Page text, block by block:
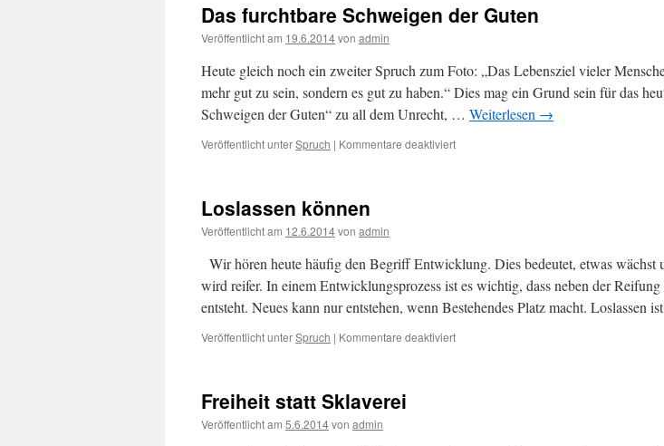
Das furchtbare Schweigen der Guten
Veröffentlicht am 19.6.2014von admin
Heute gleich noch ein zweiter Spruch zum Foto: „Das Lebensziel vieler
mehr gut zu sein, sondern es gut zu haben.“ Dies mag ein Grund sein für das
Schweigen der Guten“ zu all dem Unrecht, … Weiterlesen →
Veröffentlicht unterSpruch | Kommentare deaktiviertfür
Loslassen können
Veröffentlicht am 12.6.2014von admin
Wir hören heute häufig den Begriff Entwicklung. Dies bedeutet, etwas wächst
wird reifer. In einem Entwicklungsprozess ist es wichtig, dass neben der Reifung
entsteht. Neues kann nur entstehen, wenn Bestehendes Platz macht. Loslassen
Veröffentlicht unterSpruch | Kommentare deaktiviertfür
Freiheit statt Sklaverei
Veröffentlicht am 5.6.2014von admin